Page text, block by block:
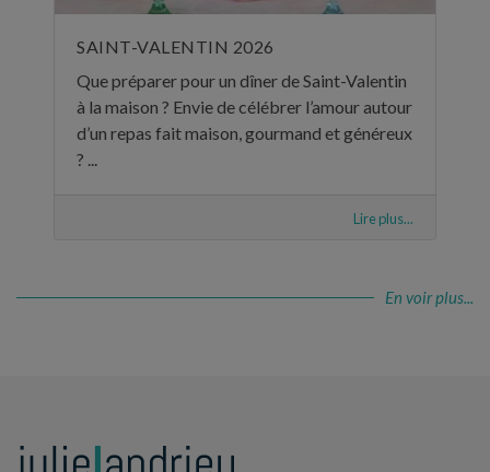
SAINT-VALENTIN 2026
Que préparer pour un dîner de Saint-Valentin
à la maison ? Envie de célébrer l’amour autour
d’un repas fait maison, gourmand et généreux
? ...
Lire plus...
En voir plus...